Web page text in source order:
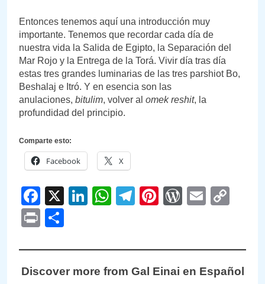
Entonces tenemos aquí una introducción muy
importante. Tenemos que recordar cada día de
nuestra vida la Salida de Egipto, la Separación del
Mar Rojo y la Entrega de la Torá. Vivir día tras día
estas tres grandes luminarias de las tres parshiot Bo,
Beshalaj e Itró. Y en esencia son las
anulaciones, bitulim, volver al omek reshit, la
profundidad del principio.
Comparte esto:
Facebook X
Facebook
X LinkedIn
WhatsApp
Telegram
PinterestEmail
Print
Discover more from Gal Einai en Español